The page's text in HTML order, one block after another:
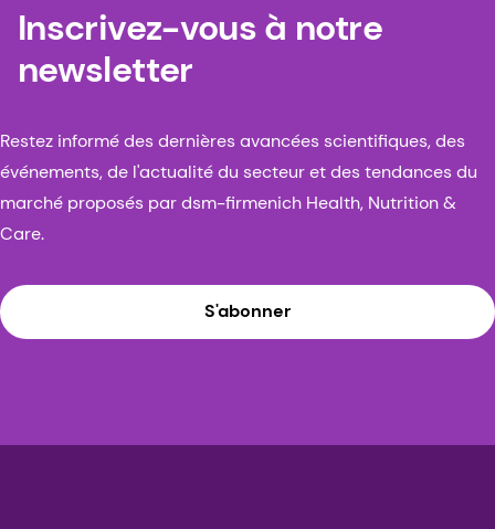
Inscrivez-vous à notre
newsletter
Restez informé des dernières avancées scientifiques, des
événements, de l'actualité du secteur et des tendances du
marché proposés par dsm-firmenich Health, Nutrition &
Care.
S'abonner